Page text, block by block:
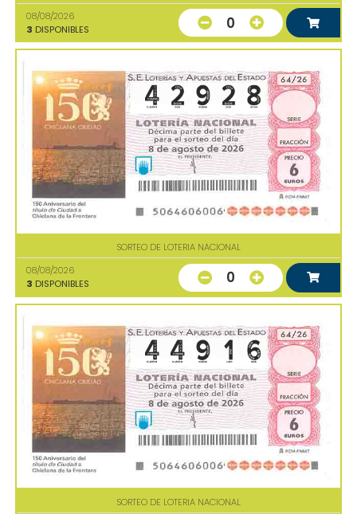
08/08/2026
3 DISPONIBLES 0
SORTEO DE LOTERIA NACIONAL
08/08/2026
3 DISPONIBLES 0
SORTEO DE LOTERIA NACIONAL